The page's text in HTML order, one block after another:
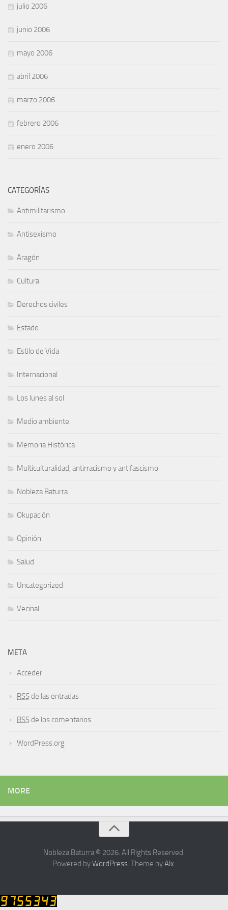
julio 2006
junio 2006
mayo 2006
abril 2006
marzo 2006
febrero 2006
enero 2006
CATEGORÍAS
Antimilitarismo
Antisexismo
Aragón
Cultura
Derechos civiles
Estado
Estilo de Vida
Internacional
Los lunes al sol
Medio ambiente
Memoria Histórica
Multiculturalidad, antirracismo y antifascismo
Nobleza Baturra
Okupación
Opinión
Salud
Uncategorized
Vecinal
META
Acceder
RSS de las entradas
RSS de los comentarios
WordPress.org
MORE
Nobleza Baturra © 2026. All Rights Reserved.
Powered byWordPress. Theme byAlx.